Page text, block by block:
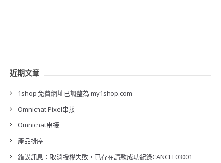
近期文章
1shop 免費網址已調整為 my1shop.com
Omnichat Pixel串接
Omnichat串接
產品排序
錯誤訊息：取消授權失敗，已存在請款成功紀錄CANCEL03001